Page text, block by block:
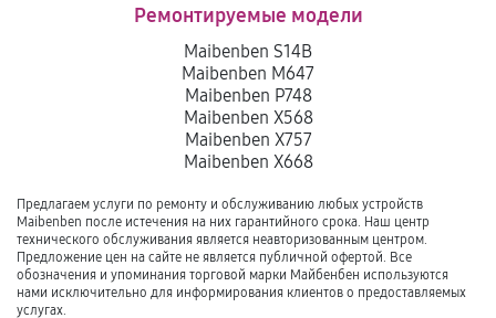
Ремонтируемые модели
Maibenben S14B
Maibenben M647
Maibenben P748
Maibenben X568
Maibenben X757
Maibenben X668
Предлагаем услуги по ремонту и обслуживанию любых устройств
Maibenben после истечения на них гарантийного срока. Наш центр
технического обслуживания является неавторизованным центром.
Предложение цен на сайте не является публичной офертой. Все
обозначения и упоминания торговой марки Майбенбен используются
нами исключительно для информирования клиентов о предоставляемых
услугах.